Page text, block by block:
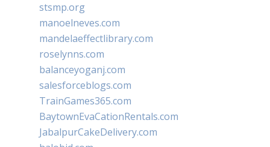
stsmp.org
manoelneves.com
mandelaeffectlibrary.com
roselynns.com
balanceyoganj.com
salesforceblogs.com
TrainGames365.com
BaytownEvaCationRentals.com
JabalpurCakeDelivery.com